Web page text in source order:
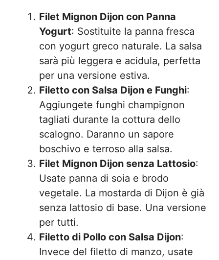
Filet Mignon Dijon con Panna
Yogurt: Sostituite la panna fresca
con yogurt greco naturale. La salsa
sarà più leggera e acidula, perfetta
per una versione estiva.
Filetto con Salsa Dijon e Funghi:
Aggiungete funghi champignon
tagliati durante la cottura dello
scalogno. Daranno un sapore
boschivo e terroso alla salsa.
Filet Mignon Dijon senza Lattosio:
Usate panna di soia e brodo
vegetale. La mostarda di Dijon è già
senza lattosio di base. Una versione
per tutti.
Filetto di Pollo con Salsa Dijon:
Invece del filetto di manzo, usate